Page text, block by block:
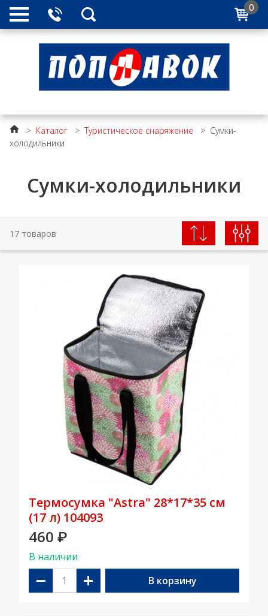
0
> Каталог >Туристическое снаряжение > Сумки-
холодильники
Сумки-холодильники
17 товаров
Термосумка "Astra" 28*17*35 см
(17 л) 104093
460 ₽
В наличии
− + В корзину